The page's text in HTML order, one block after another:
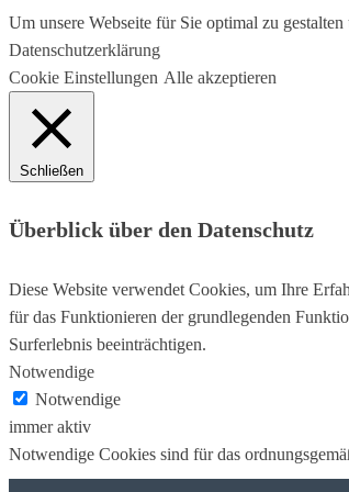
Um unsere Webseite für Sie optimal zu
Datenschutzerklärung
Cookie Einstellungen Alle akzeptieren
Schließen
Überblick über den Datenschutz
Diese Website verwendet Cookies, um Ihre
für das Funktionieren der grundlegenden
Surferlebnis beeinträchtigen.
Notwendige
Notwendige
immer aktiv
Notwendige Cookies sind für das